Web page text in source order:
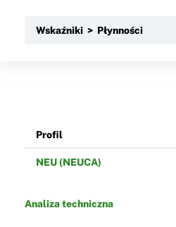
Wskaźniki > Płynności
Profil
NEU (NEUCA)
Analiza techniczna